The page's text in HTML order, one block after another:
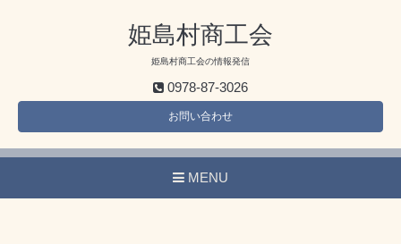
姫島村商工会
姫島村商工会の情報発信
0978-87-3026
お問い合わせ
MENU